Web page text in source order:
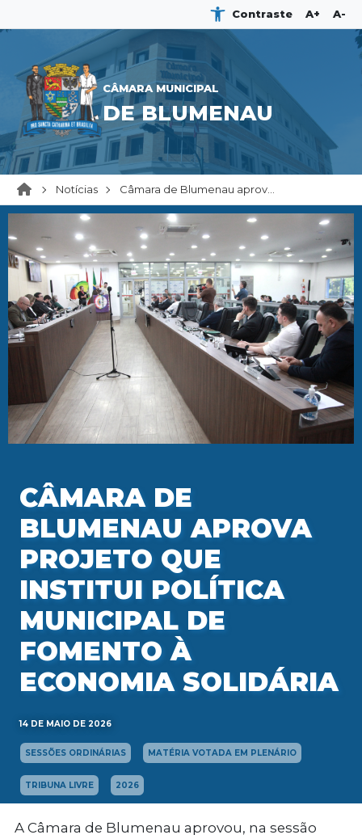
Contraste A+ A-
CÂMARA MUNICIPAL
DE BLUMENAU
Notícias Câmara de Blumenau aprov...
CÂMARA DE
BLUMENAU APROVA
PROJETO QUE
INSTITUI POLÍTICA
MUNICIPAL DE
FOMENTO À
ECONOMIA SOLIDÁRIA
14 DE MAIO DE 2026
SESSÕES ORDINÁRIAS MATÉRIA VOTADA EM PLENÁRIO
TRIBUNA LIVRE 2026
A Câmara de Blumenau aprovou, na sessão